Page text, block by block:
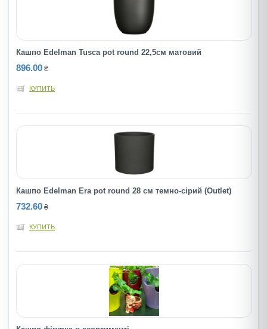
Кашпо Edelman Tusca pot round 22,5cм матовий
896.00 ₴
КУПИТЬ
Кашпо Edelman Era pot round 28 cм темно-сірий (Outlet)
732.60 ₴
КУПИТЬ